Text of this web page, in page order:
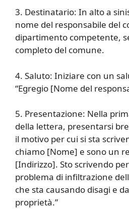
3. Destinatario: In alto a
nome del responsabile del
dipartimento competente,
completo del comune.
4. Saluto: Iniziare con un
“Egregio [Nome del
5. Presentazione: Nella
della lettera, presentarsi
il motivo per cui si sta
chiamo [Nome] e sono un
[Indirizzo]. Sto scrivendo
problema di infiltrazione
che sta causando disagi e
proprietà.”